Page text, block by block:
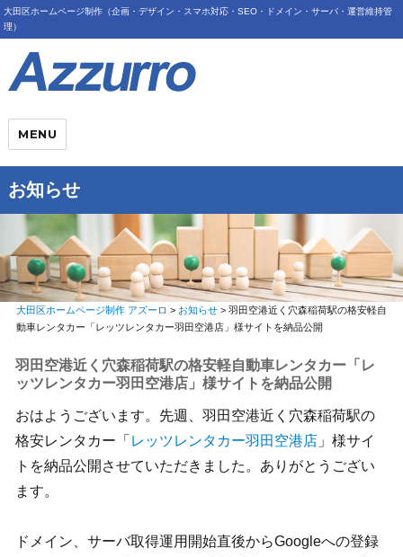
大田区ホームページ制作（企画・デザイン・スマホ対応・SEO・ドメイン・サーバ・運営維持管
理）
MENU
お知らせ
大田区ホームページ制作 アズーロ > お知らせ> 羽田空港近く穴森稲荷駅の格安軽自
動車レンタカー「レッツレンタカー羽田空港店」様サイトを納品公開
羽田空港近く穴森稲荷駅の格安軽自動車レンタカー「レ
ッツレンタカー羽田空港店」様サイトを納品公開
おはようございます。先週、羽田空港近く穴森稲荷駅の
格安レンタカー「 レッツレンタカー羽田空港店」様サイ
トを納品公開させていただきました。ありがとうござい
ます。
ドメイン、サーバ取得運用開始直後からGoogleへの登録